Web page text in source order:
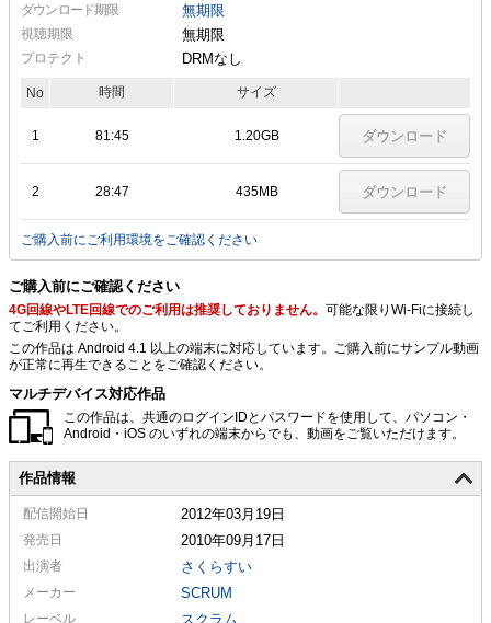
ダウンロード期限 無期限
視聴期限 無期限
プロテクト DRMなし
No 時間 サイズ
1 81:45 1.20GB ダウンロード
2 28:47 435MB ダウンロード
ご購入前にご利用環境をご確認ください
ご購入前にご確認ください
4G回線やLTE回線でのご利用は推奨しておりません。 可能な限りWi-Fiに接続し
てご利用ください。
この作品は Android 4.1 以上の端末に対応しています。ご購入前にサンプル動画
が正常に再生できることをご確認ください。
マルチデバイス対応作品
この作品は、共通のログインIDとパスワードを使用して、パソコン・
Android・iOS のいずれの端末からでも、動画をご覧いただけます。
作品情報
配信開始日 2012年03月19日
発売日 2010年09月17日
出演者 さくらすい
メーカー SCRUM
レーベル スクラム